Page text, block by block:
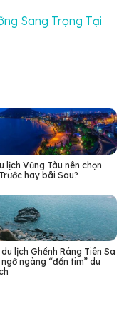
Sang Trọng Tại
lịch Vũng Tàu nên chọn
hay bãi Sau?
lịch Ghềnh Ráng Tiên Sa
ngàng “đốn tim” du